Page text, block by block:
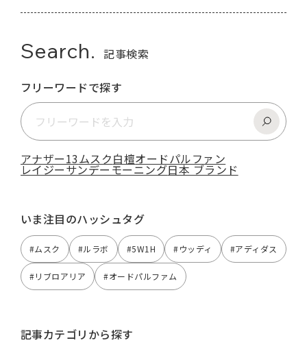
Search. 記事検索
フリーワードで探す
アナザー13ムスク白檀オードパルファン
レイジーサンデーモーニング日本 ブランド
いま注目のハッシュタグ
#ムスク #ルラボ #5W1H #ウッディ #アディダス
#リブロアリア #オードパルファム
記事カテゴリから探す